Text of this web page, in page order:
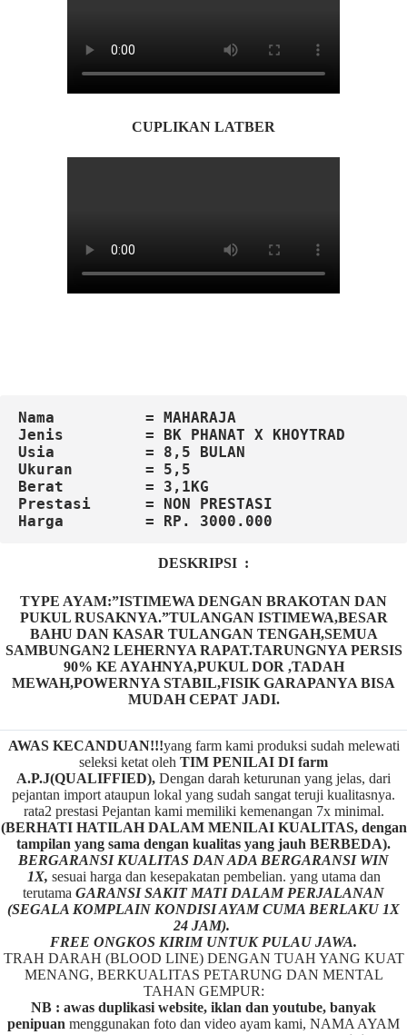
CUPLIKAN LATBER
Nama          = MAHARAJA
Jenis         = BK PHANAT X KHOYTRAD
Usia          = 8,5 BULAN
Ukuran        = 5,5
Berat         = 3,1KG
Harga         = RP. 3000.000
DESKRIPSI :
TYPE AYAM:”ISTIMEWA DENGAN BRAKOTAN DAN
PUKUL RUSAKNYA.”TULANGAN ISTIMEWA,BESAR
BAHU DAN KASAR TULANGAN TENGAH,SEMUA
SAMBUNGAN2 LEHERNYA RAPAT.TARUNGNYA PERSIS
90% KE AYAHNYA,PUKUL DOR ,TADAH
MEWAH,POWERNYA STABIL,FISIK GARAPANYA BISA
MUDAH CEPAT JADI.
AWAS KECANDUAN!!!yang farm kami produksi sudah melewati
seleksi ketat oleh TIM PENILAI DI farm
A.P.J(QUALIFFIED), Dengan darah keturunan yang jelas, dari
pejantan import ataupun lokal yang sudah sangat teruji kualitasnya.
rata2 prestasi Pejantan kami memiliki kemenangan 7x minimal.
(BERHATI HATILAH DALAM MENILAI KUALITAS, dengan
tampilan yang sama dengan kualitas yang jauh BERBEDA).
BERGARANSI KUALITAS DAN ADA BERGARANSI WIN
1X, sesuai harga dan kesepakatan pembelian. yang utama dan
terutama GARANSI SAKIT MATI DALAM PERJALANAN
(SEGALA KOMPLAIN KONDISI AYAM CUMA BERLAKU 1X
24 JAM).
FREE ONGKOS KIRIM UNTUK PULAU JAWA.
TRAH DARAH (BLOOD LINE) DENGAN TUAH YANG KUAT
MENANG, BERKUALITAS PETARUNG DAN MENTAL
TAHAN GEMPUR:
NB : awas duplikasi website, iklan dan youtube, banyak
penipuan menggunakan foto dan video ayam kami, NAMA AYAM